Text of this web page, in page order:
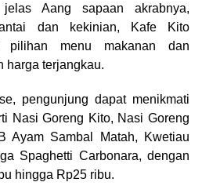
Aang sapaan akrabnya,
dan kekinian, Kafe Kito
pilihan menu makanan dan
harga terjangkau.
pengunjung dapat menikmati
Nasi Goreng Kito, Nasi Goreng
Ayam Sambal Matah, Kwetiau
Spaghetti Carbonara, dengan
hingga Rp25 ribu.